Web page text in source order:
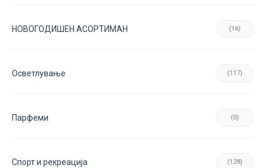
НОВОГОДИШЕН АСОРТИМАН (16)
Осветлување (117)
Парфеми (0)
Спорт и рекреација (128)